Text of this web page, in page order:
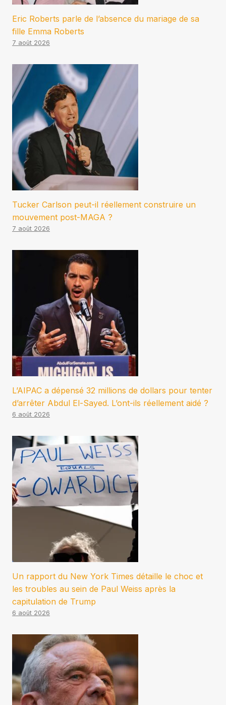
Eric Roberts parle de l’absence du mariage de sa
fille Emma Roberts
7 août 2026
Tucker Carlson peut-il réellement construire un
mouvement post-MAGA ?
7 août 2026
L’AIPAC a dépensé 32 millions de dollars pour tenter
d’arrêter Abdul El-Sayed. L’ont-ils réellement aidé ?
6 août 2026
Un rapport du New York Times détaille le choc et
les troubles au sein de Paul Weiss après la
capitulation de Trump
6 août 2026